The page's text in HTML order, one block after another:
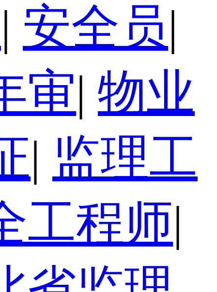
| 安全员|
审| 物业
| 监理工
工程师|